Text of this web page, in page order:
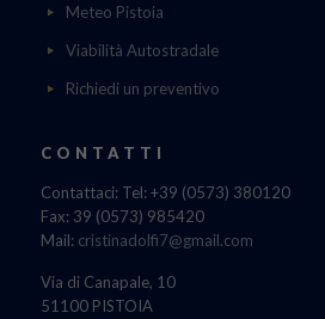
Meteo Pistoia
Viabilità Autostradale
Richiedi un preventivo
CONTATTI
Contattaci: Tel: +39 (0573) 380120
Fax: 39 (0573) 985420
Mail: cristinadolfi7@gmail.com
Via di Canapale, 10
51100 PISTOIA